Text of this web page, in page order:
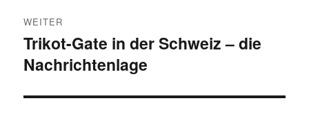
WEITER
Nächster
Beitrag:
Trikot-Gate in der Schweiz – die
Nachrichtenlage